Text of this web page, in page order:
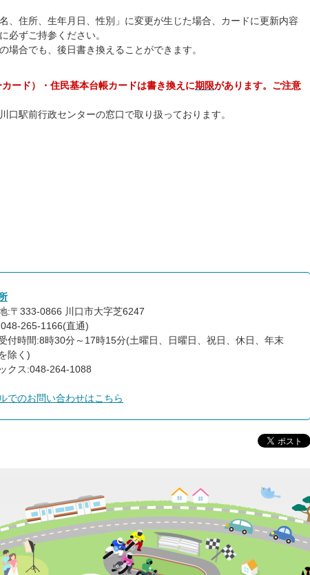
、住所、生年月日、性別」に変更が生じた場合、カードに更新内容
必ずご持参ください。
場合でも、後日書き換えることができます。
ード）・住民基本台帳カードは書き換えに期限があります。ご注意
口駅前行政センターの窓口で取り扱っております。
:〒333-0866 川口市大字芝6247
265-1166(直通)
付時間:8時30分～17時15分(土曜日、日曜日、祝日、休日、年末
除く)
クス:048-264-1088
でのお問い合わせはこちら